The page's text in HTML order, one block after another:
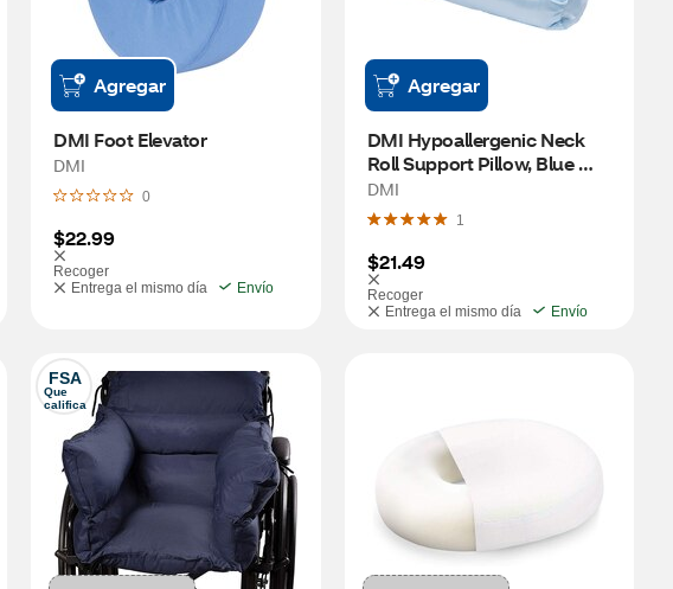
Agregar
DMI Foot Elevator
DMI
0
$22.99
Recoger
Entrega el mismo día
Envío
Agregar
DMI Hypoallergenic Neck
Roll Support Pillow, Blue
Satin, 18" x 7"
DMI
1
$21.49
Recoger
Entrega el mismo día
Envío
FSA
Que
califica